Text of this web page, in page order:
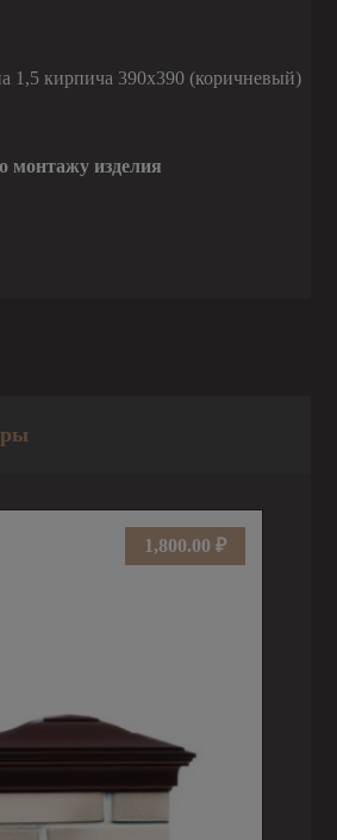
монтажу изделия
1,800.00 ₽